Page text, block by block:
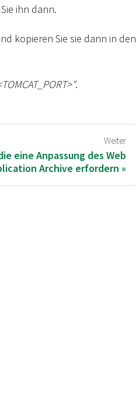
ihn dann.
kopieren Sie sie dann in den
TOMCAT_PORT>".
Weiter
eine Anpassung des Web
Archive erfordern